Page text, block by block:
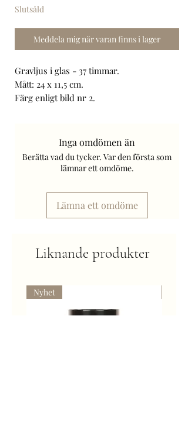
Slutsåld
Meddela mig när varan finns i lager
Gravljus i glas - 37 timmar.
Mått: 24 x 11,5 cm.
Färg enligt bild nr 2.
Frakt tillkommer.Inga omdömen än
Berätta vad du tycker. Var den första som
lämnar ett omdöme.
Lämna ett omdöme
Liknande produkter
Nyhet